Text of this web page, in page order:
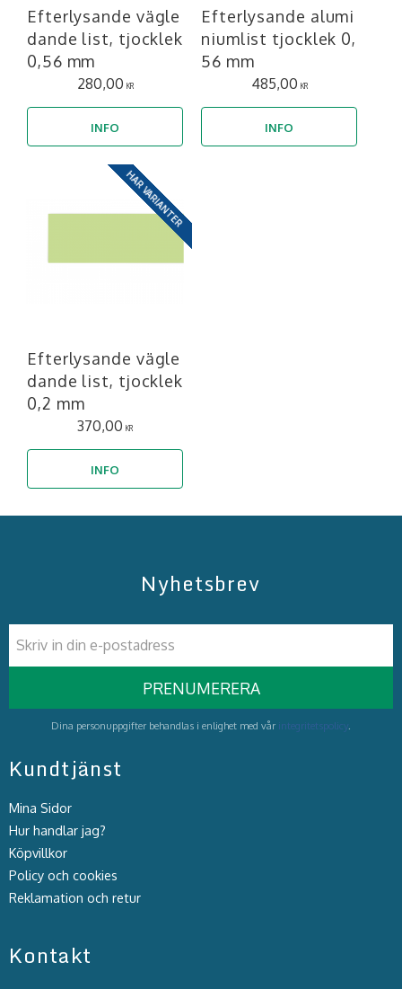
Efterlysande vägle
dande list, tjocklek
0,56 mm
280,00 KR
INFO
Efterlysande alumi
niumlist tjocklek 0,
56 mm
485,00 KR
INFO
Efterlysande vägle
dande list, tjocklek
0,2 mm
370,00 KR
INFO
HAR VARIANTER
Nyhetsbrev
PRENUMERERA
Dina personuppgifter behandlas i enlighet med vår integritetspolicy.
Kundtjänst
Mina Sidor
Hur handlar jag?
Köpvillkor
Policy och cookies
Reklamation och retur
Kontakt